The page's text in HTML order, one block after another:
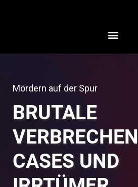
Mördern auf der Spur
BRUTALE
CASES UND